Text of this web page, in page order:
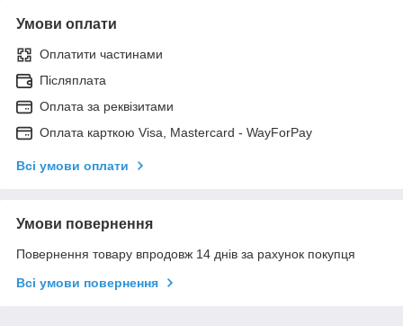
Умови оплати
Оплатити частинами
Післяплата
Оплата за реквізитами
Оплата карткою Visa, Mastercard - WayForPay
Всі умови оплати
Умови повернення
Повернення товару впродовж 14 днів за рахунок покупця
Всі умови повернення